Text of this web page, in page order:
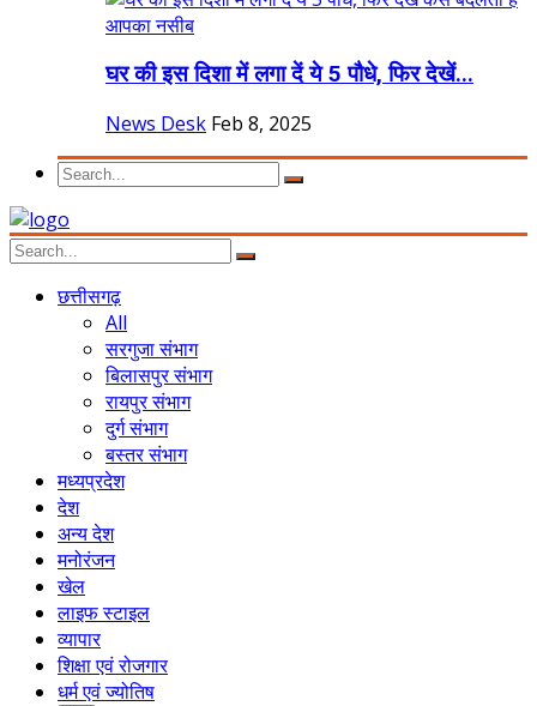
घर की इस दिशा में लगा दें ये 5 पौधे, फिर देखें...
News Desk Feb 8, 2025
छत्तीसगढ़
All
सरगुजा संभाग
बिलासपुर संभाग
रायपुर संभाग
दुर्ग संभाग
बस्तर संभाग
मध्यप्रदेश
देश
अन्य देश
मनोरंजन
खेल
लाइफ स्टाइल
व्यापार
शिक्षा एवं रोजगार
धर्म एवं ज्योतिष